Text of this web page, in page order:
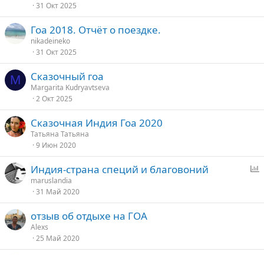
31 Окт 2025
Гоа 2018. Отчёт о поездке.
nikadeineko
31 Окт 2025
M Сказочный гоа
Margarita Kudryavtseva
2 Окт 2025
Сказочная Индия Гоа 2020
Татьяна Татьяна
9 Июн 2020
о
Индия-страна специй и благовоний
maruslandia
31 Май 2020
отзыв об отдыхе на ГОА
Alexs
25 Май 2020